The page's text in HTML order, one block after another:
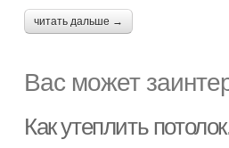
читать дальше →
Вас может
Как утеплить